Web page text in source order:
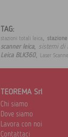
TAG:
stazioni totali leica,
scanner leica, sistemi di
Leica BLK360, Laser
TEOREMA Srl
Chi siamo
Dove siamo
Lavora con noi
Contattaci